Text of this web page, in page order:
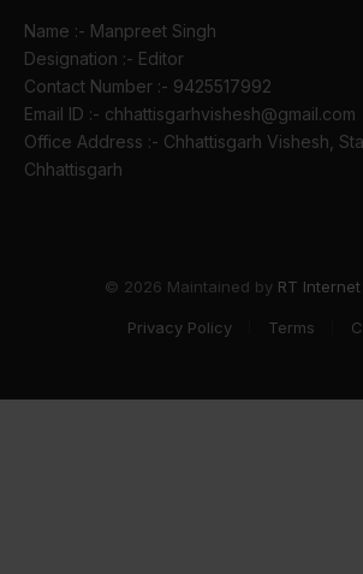
Name :- Manpreet Singh
Designation :- Editor
Contact Number :- 9425517992
Email ID :- chhattisgarhvishesh@gmail.com
Office Address :- Chhattisgarh Vishesh,
Chhattisgarh
© 2026 Maintained by RT
Privacy Policy Terms